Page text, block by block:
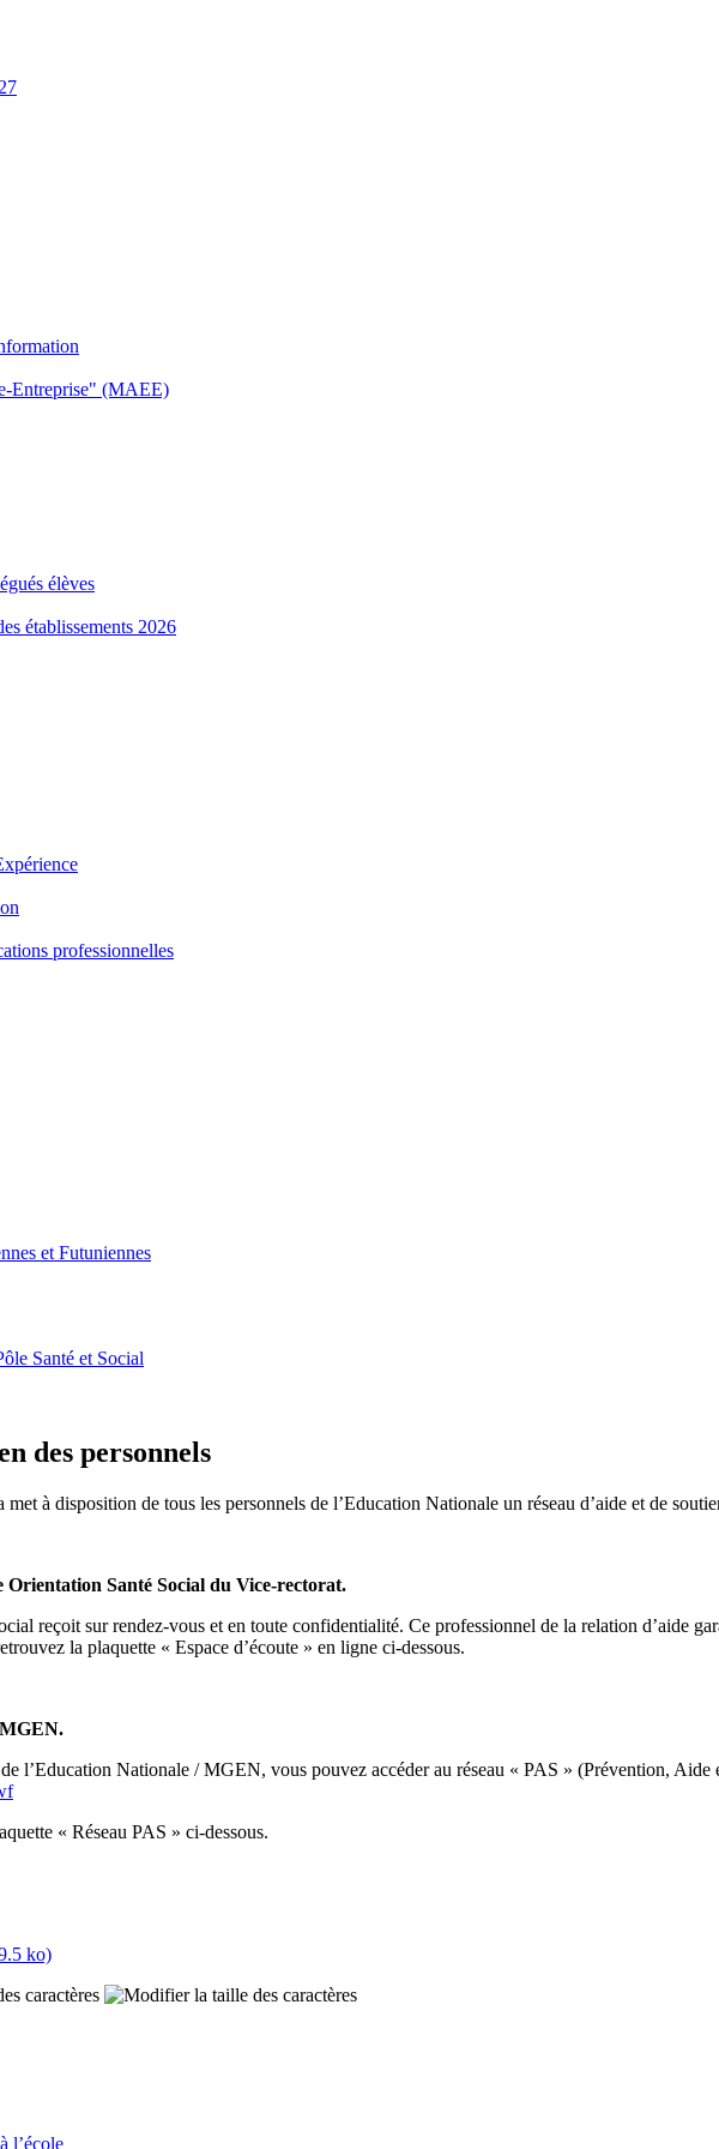
Entreprise" (MAEE)
élèves
établissements 2026
professionnelles
et Futuniennes
Santé et Social
des personnels
à disposition de tous les personnels de l’Education Nationale un réseau d’aide et de
Orientation Santé Social du Vice-rectorat.
reçoit sur rendez-vous et en toute confidentialité. Ce professionnel de la relation d’aide
la plaquette « Espace d’écoute » en ligne ci-dessous.
MGEN.
l’Education Nationale / MGEN, vous pouvez accéder au réseau « PAS » (Prévention,
« Réseau PAS » ci-dessous.
ko)
l’école